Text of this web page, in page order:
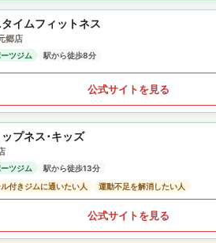
イムフィットネス
郷店
ツジム 駅から徒歩8分
公式サイトを見る
プネス･キッズ
ツジム
駅から徒歩13分
付きジムに通いたい人
運動不足を解消したい人
公式サイトを見る